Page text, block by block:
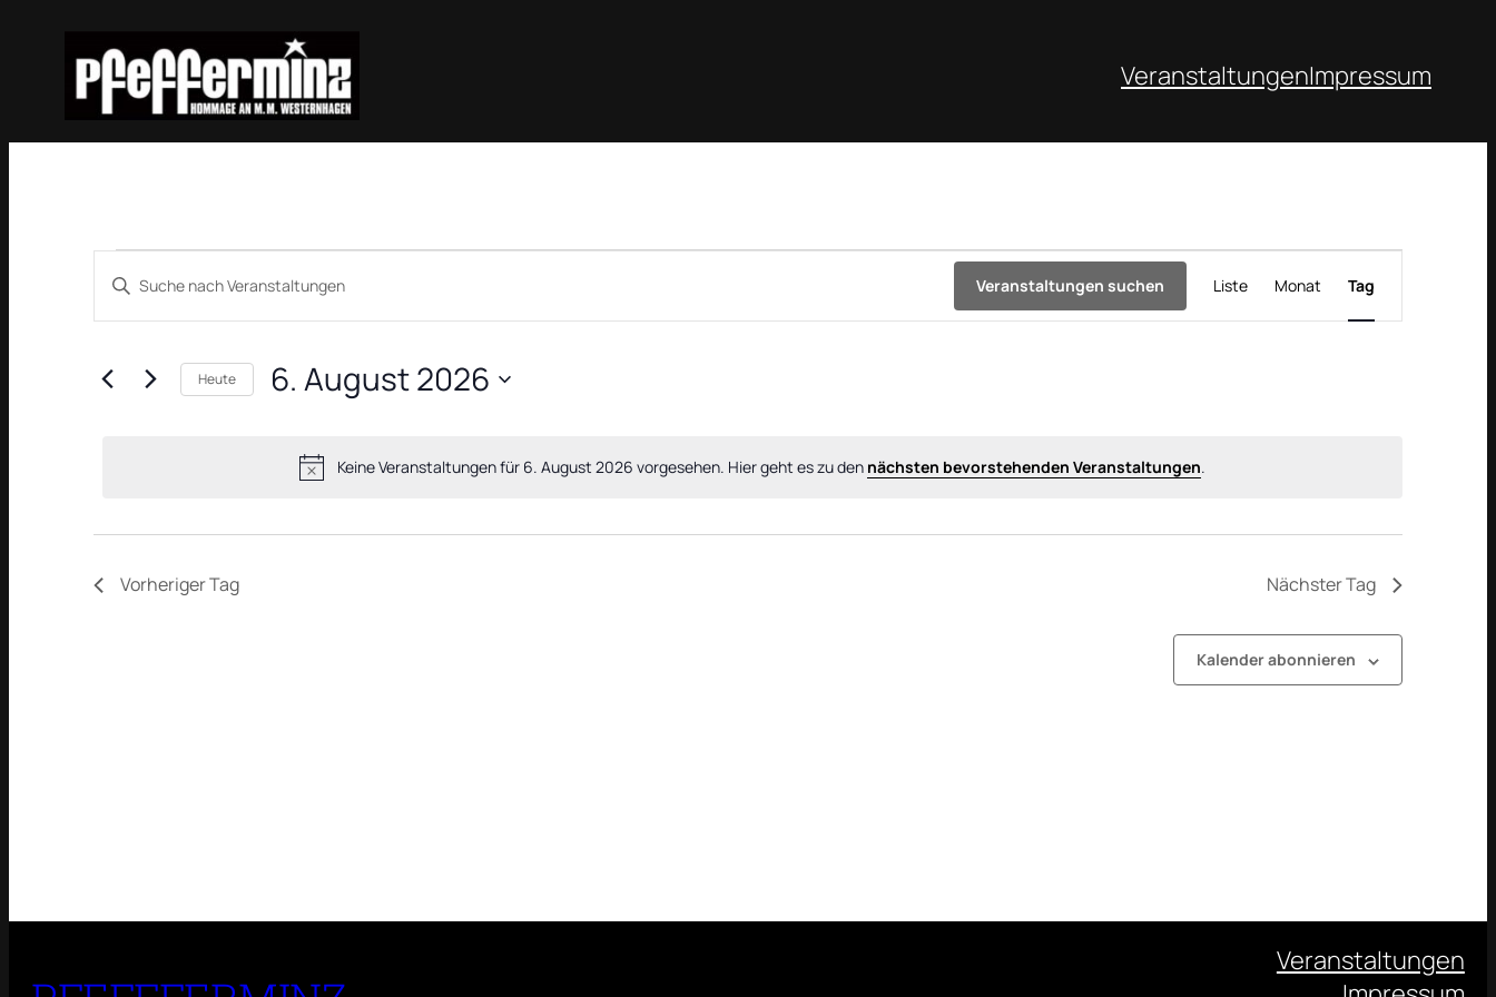
VeranstaltungenImpressum
Veranstaltungen
für
6.
Hinweis
Keine Veranstaltungen für 6. August 2026 vorgesehen. Hier geht es zu den nächsten bevorstehenden Veranstaltungen.
Veranstaltungen
Suche
Ansichten,
Bitte
Schlüsselwort
Suche
Veranstaltungen suchen
Ansichten-
Navigation
Liste Monat Tag
Heute 6. August 2026
wählen.
Vorheriger Tag Nächster Tag
Kalender abonnieren
Veranstaltungen